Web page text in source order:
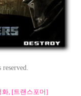
화, [트랜스포머]